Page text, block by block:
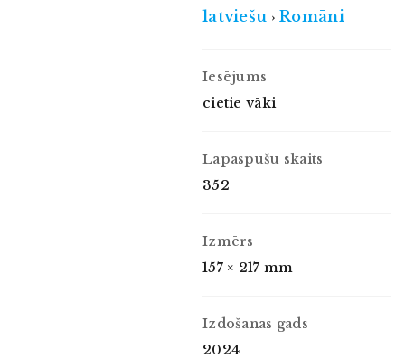
latviešu ›Romāni
Iesējums
cietie vāki
Lapaspušu skaits
352
Izmērs
157 × 217 mm
Izdošanas gads
2024